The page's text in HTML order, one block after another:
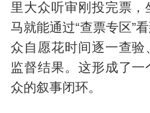
里大众听审刚投完票
马就能通过“查票专区”
众自愿花时间逐一查验
监督结果。这形成了
众的叙事闭环。